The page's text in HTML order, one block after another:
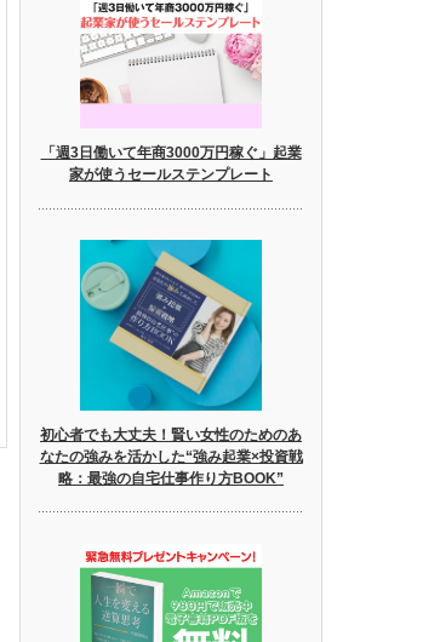
「週3日働いて年商3000万円稼ぐ」起業
家が使うセールステンプレート
初心者でも大丈夫！賢い女性のためのあ
なたの強みを活かした“強み起業×投資戦
略：最強の自宅仕事作り方BOOK”